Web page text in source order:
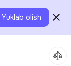
Yuklab olish